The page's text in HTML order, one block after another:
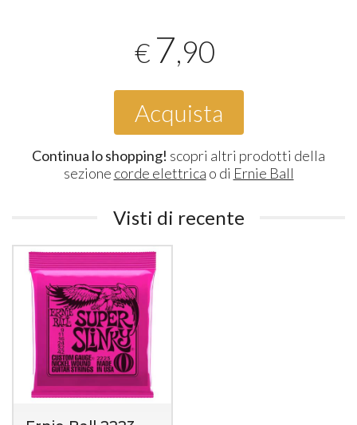
€ 7,90
Acquista
Continua lo shopping! scopri altri prodotti della
sezione corde elettrica o di Ernie Ball
Visti di recente